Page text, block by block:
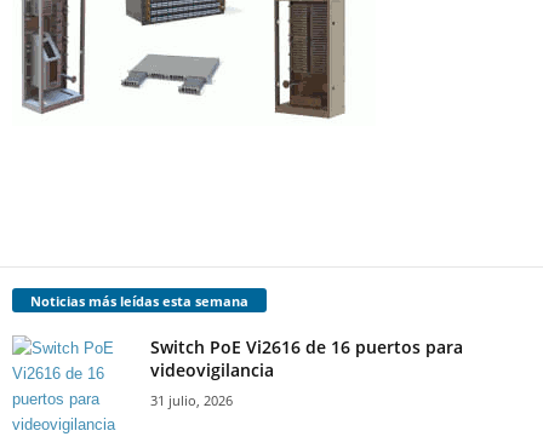
Noticias más leídas esta semana
Switch PoE Vi2616 de 16 puertos para
videovigilancia
31 julio, 2026